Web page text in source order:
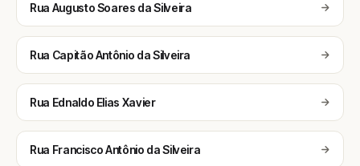
Rua Augusto Soares da Silveira
Rua Capitão Antônio da Silveira
Rua Ednaldo Elias Xavier
Rua Francisco Antônio da Silveira